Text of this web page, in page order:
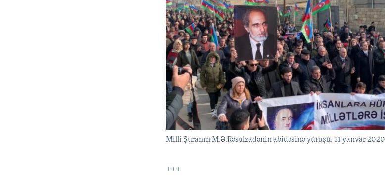
Milli Şuranın M.Ə.Rəsulzadənin abidəsinə yürüşü. 31 yanvar 2020
+++